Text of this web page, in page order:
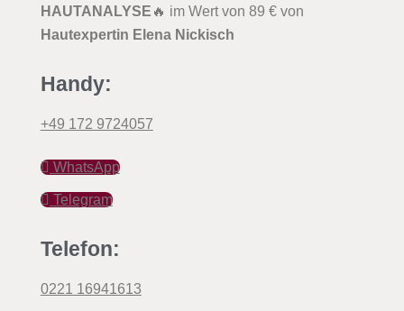
HAUTANALYSE 🔥 im Wert von 89 € von
Hautexpertin Elena Nickisch
Handy:
+49 172 9724057
WhatsApp
Telegram
Telefon:
0221 16941613